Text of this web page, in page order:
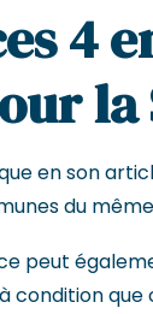
4
la
en son
du
peut